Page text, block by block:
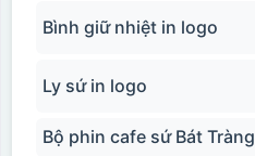
Bình giữ nhiệt in logo
Ly sứ in logo
Bộ phin cafe sứ Bát Tràng